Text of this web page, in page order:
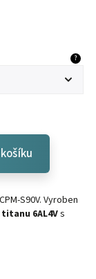
?
CPM-S90V. Vyroben
titanu 6AL4Vs